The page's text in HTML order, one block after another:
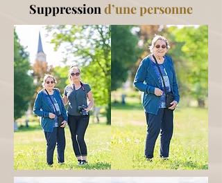
Suppressiond’une personne